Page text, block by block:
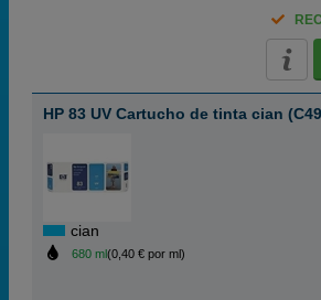
HP 83 UV Cartucho de tinta cian
cian
680 ml(0,40 € por ml)